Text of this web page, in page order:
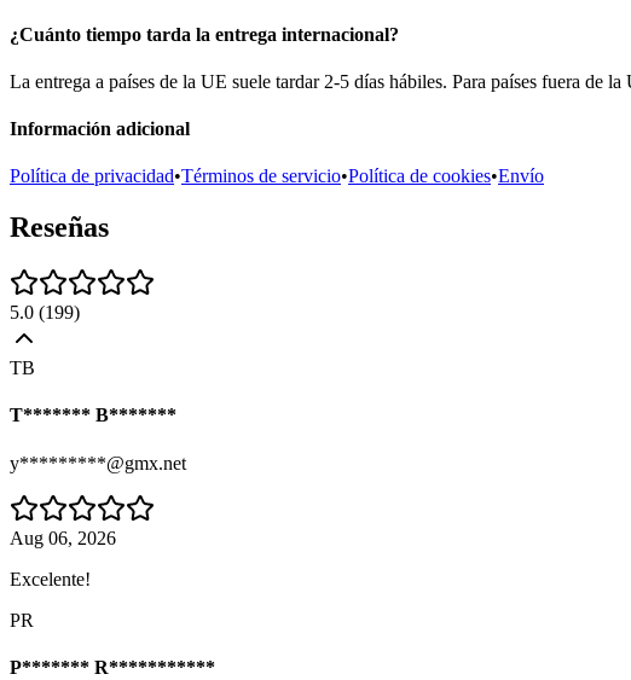
¿Cuánto tiempo tarda la entrega internacional?
La entrega a países de la UE suele tardar 2-5 días hábiles. Para países fuera de
Información adicional
Política de privacidad•Términos de servicio•Política de cookies•Envío
Reseñas
5.0 (199)
TB
T******* B*******
y*********@gmx.net
Aug 06, 2026
Excelente!
PR
P******* R***********